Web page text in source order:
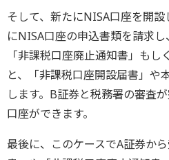
そして、新たにNISA口座を開設
にNISA口座の申込書類を請求
「非課税口座廃止通知書」もし
と、「非課税口座開設届書」や
します。B証券と税務署の審査
口座ができます。
最後に、このケースでA証券か